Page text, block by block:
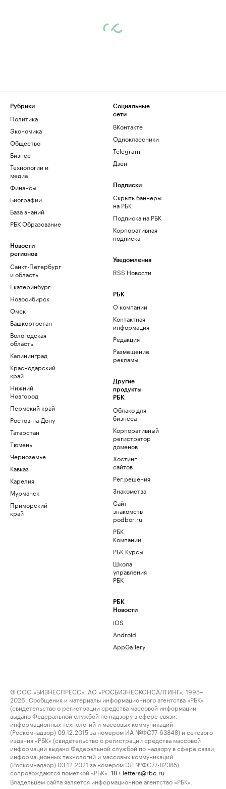
Рубрики
Политика
Экономика
Общество
Бизнес
Технологии и
медиа
Финансы
Биографии
База знаний
РБК Образование
Новости
регионов
Санкт-Петербург
и область
Екатеринбург
Новосибирск
Омск
Башкортостан
Вологодская
область
Калининград
Краснодарский
край
Нижний
Новгород
Пермский край
Ростов-на-Дону
Татарстан
Тюмень
Черноземье
Кавказ
Карелия
Мурманск
Приморский
край
Социальные
сети
ВКонтакте
Одноклассники
Telegram
Дзен
Подписки
Скрыть баннеры
на РБК
Подписка на РБК
Корпоративная
подписка
Уведомления
RSS Новости
РБК
О компании
Контактная
информация
Редакция
Размещение
рекламы
Другие
продукты
РБК
Облако для
бизнеса
Корпоративный
регистратор
доменов
Хостинг
сайтов
Рег.решения
Знакомства
Сайт
знакомств
podbor.ru
РБК
Компании
РБК Курсы
Школа
управления
РБК
РБК
Новости
iOS
Android
AppGallery
© ООО «БИЗНЕСПРЕСС», АО «РОСБИЗНЕСКОНСАЛТИНГ», 1995–
2026. Сообщения и материалы информационного агентства «РБК»
(свидетельство о регистрации средства массовой информации
выдано Федеральной службой по надзору в сфере связи,
информационных технологий и массовых коммуникаций
(Роскомнадзор) 09.12.2015 за номером ИА №ФС77-63848) и сетевого
издания «РБК» (свидетельство о регистрации средства массовой
информации выдано Федеральной службой по надзору в сфере связи,
информационных технологий и массовых коммуникаций
(Роскомнадзор) 03.12.2021 за номером ЭЛ №ФС77-82385)
сопровождаются пометкой «РБК».
18+ letters@rbc.ru
Владельцем сайта является информационное агентство «РБК».